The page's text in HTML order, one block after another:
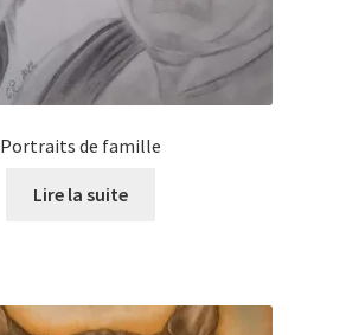
Portraits de famille
Lire la suite